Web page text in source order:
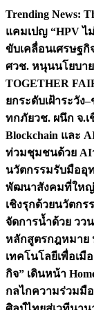
Skip
content
Trending News:
แคมเปญ “HPV ไ
ขับเคลื่อนเศรษฐกิ
ศวช. หนุนนโยบา
TOGETHER
ยกระดับเฝ้าระวัง
ทกภัยวช. ผนึก จ.
Blockchain และ
ท่วมชุมชนด้วย AI
นวัตกรรมรับมืออุ
พัฒนาสังคมที่ใหญ่
เชิงรุกด้วยนวัตกร
จัดการน้ำด้วย วว
หลักสูตรกฎหมาย
เทคโนโลยีเพื่อเ
กิจ” เดินหน้า
กลไกความร่วมมื